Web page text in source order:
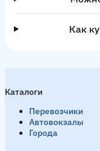
Как
Каталоги
Перевозчики
Автовокзалы
Города